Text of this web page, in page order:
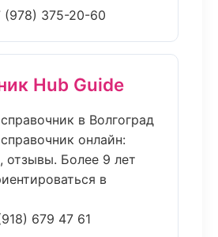
(978) 375-20-60
Hub Guide
в Волгоград
онлайн:
отзывы. Более 9 лет
в
679 47 61